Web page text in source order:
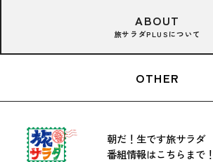
ABOUT
旅サラダPLUSについて
OTHER
朝だ！生です旅サラダ
番組情報はこちらまで！